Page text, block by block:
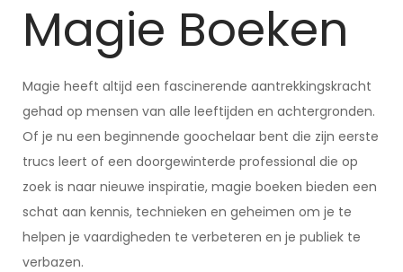
Magie Boeken
Magie heeft altijd een fascinerende aantrekkingskracht
gehad op mensen van alle leeftijden en achtergronden.
Of je nu een beginnende goochelaar bent die zijn eerste
trucs leert of een doorgewinterde professional die op
zoek is naar nieuwe inspiratie, magie boeken bieden een
schat aan kennis, technieken en geheimen om je te
helpen je vaardigheden te verbeteren en je publiek te
verbazen.